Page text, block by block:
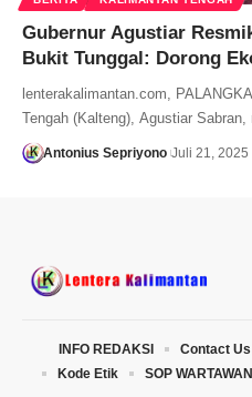
Gubernur Agustiar
Bukit Tunggal: Dorong
lenterakalimantan.com,
Tengah (Kalteng), Agustiar
Antonius Sepriyono Juli 21, 2025
INFO REDAKSI Contact Us
Kode Etik
SOP WARTAWAN